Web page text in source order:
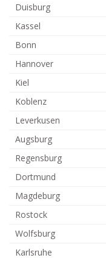
Duisburg
Kassel
Bonn
Hannover
Kiel
Koblenz
Leverkusen
Augsburg
Regensburg
Dortmund
Magdeburg
Rostock
Wolfsburg
Karlsruhe